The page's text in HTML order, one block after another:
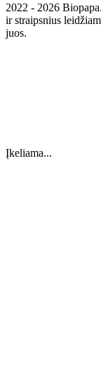
2022 - 2026
ir straipsnius
juos.
Įkeliama...